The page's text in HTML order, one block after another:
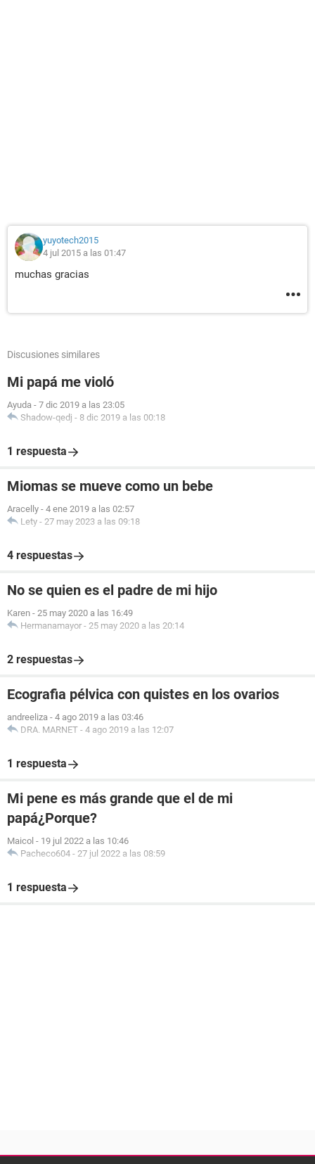
yuyotech2015
4 jul 2015 a las 01:47
muchas gracias
Discusiones similares
Mi papá me violó
Ayuda - 7 dic 2019 a las 23:05
Shadow-qedj - 8 dic 2019 a las 00:18
1 respuesta
Miomas se mueve como un bebe
Aracelly - 4 ene 2019 a las 02:57
Lety - 27 may 2023 a las 09:18
4 respuestas
No se quien es el padre de mi hijo
Karen - 25 may 2020 a las 16:49
Hermanamayor - 25 may 2020 a las 20:14
2 respuestas
Ecografia pélvica con quistes en los ovarios
andreeliza - 4 ago 2019 a las 03:46
DRA. MARNET - 4 ago 2019 a las 12:07
1 respuesta
Mi pene es más grande que el de mi
papá¿Porque?
Maicol - 19 jul 2022 a las 10:46
Pacheco604 - 27 jul 2022 a las 08:59
1 respuesta